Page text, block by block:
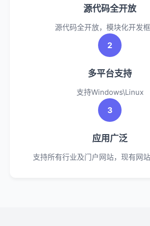
源代码全开放
源代码全开放，模块化开发框
2
多平台支持
支持Windows\Linux
3
应用广泛
支持所有行业及门户网站，现有网站